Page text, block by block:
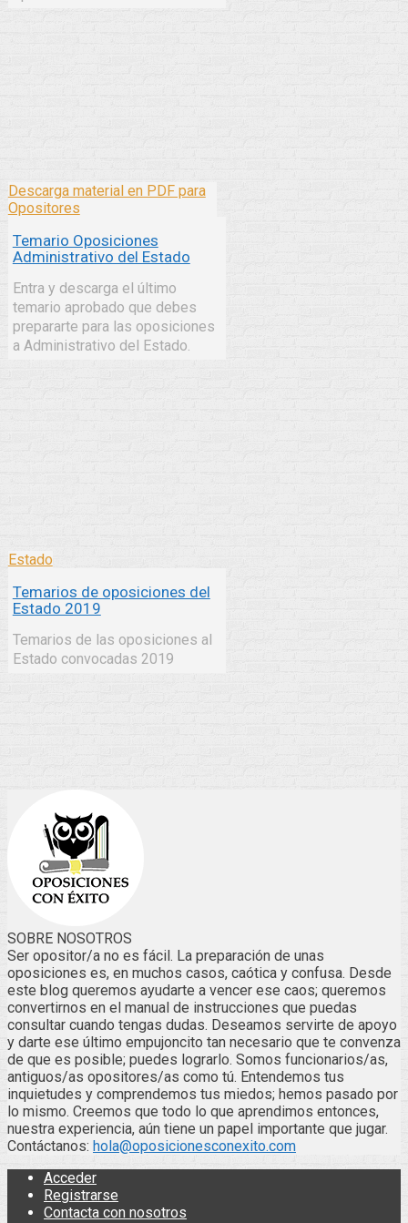
Descarga material en PDF para
Opositores
Temario Oposiciones
Administrativo del Estado
Entra y descarga el último
temario aprobado que debes
prepararte para las oposiciones
a Administrativo del Estado.
Estado
Temarios de oposiciones del
Estado 2019
Temarios de las oposiciones al
Estado convocadas 2019
SOBRE NOSOTROS
Ser opositor/a no es fácil. La preparación de unas
oposiciones es, en muchos casos, caótica y confusa. Desde
este blog queremos ayudarte a vencer ese caos; queremos
convertirnos en el manual de instrucciones que puedas
consultar cuando tengas dudas. Deseamos servirte de apoyo
y darte ese último empujoncito tan necesario que te convenza
de que es posible; puedes lograrlo. Somos funcionarios/as,
antiguos/as opositores/as como tú. Entendemos tus
inquietudes y comprendemos tus miedos; hemos pasado por
lo mismo. Creemos que todo lo que aprendimos entonces,
nuestra experiencia, aún tiene un papel importante que jugar.
Contáctanos: hola@oposicionesconexito.com
Acceder
Registrarse
Contacta con nosotros